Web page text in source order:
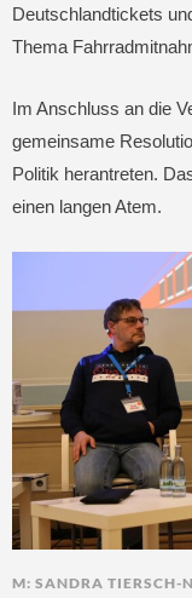
Deutschlandtickets
Thema
Im Anschluss an die
gemeinsame
Politik herantreten.
einen langen Atem.
M: SANDRA TIERSCH-